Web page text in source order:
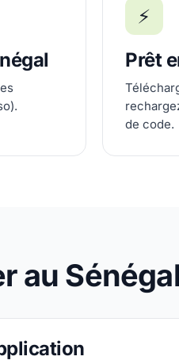
⚡
Prêt
de code.
au